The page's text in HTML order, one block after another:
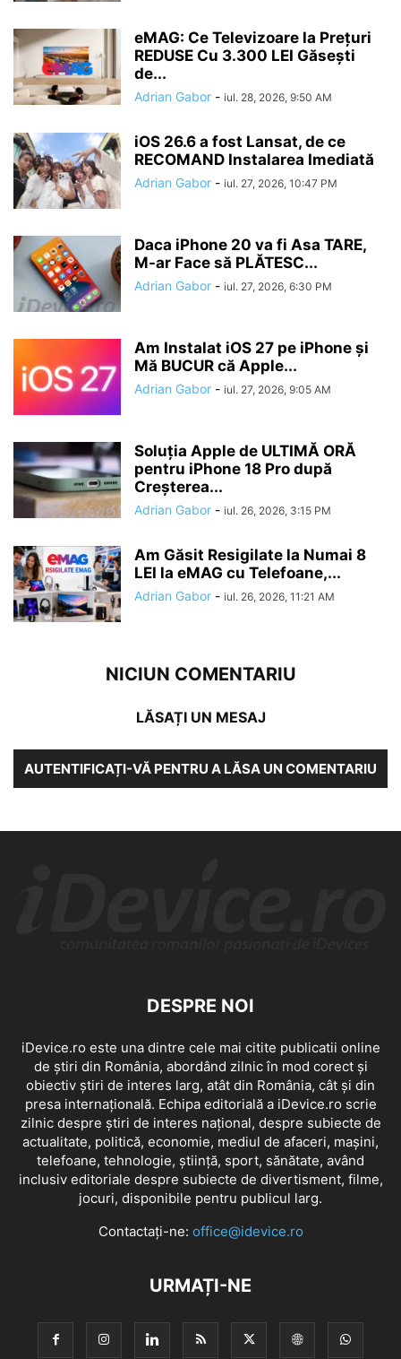
eMAG: Ce Televizoare la Prețuri
REDUSE Cu 3.300 LEI Găsești
de...
Adrian Gabor - iul. 28, 2026, 9:50 AM
iOS 26.6 a fost Lansat, de ce
RECOMAND Instalarea Imediată
Adrian Gabor - iul. 27, 2026, 10:47 PM
Daca iPhone 20 va fi Asa TARE,
M-ar Face să PLĂTESC...
Adrian Gabor - iul. 27, 2026, 6:30 PM
Am Instalat iOS 27 pe iPhone și
Mă BUCUR că Apple...
Adrian Gabor - iul. 27, 2026, 9:05 AM
Soluția Apple de ULTIMĂ ORĂ
pentru iPhone 18 Pro după
Creșterea...
Adrian Gabor - iul. 26, 2026, 3:15 PM
Am Găsit Resigilate la Numai 8
LEI la eMAG cu Telefoane,...
Adrian Gabor - iul. 26, 2026, 11:21 AM
NICIUN COMENTARIU
LĂSAȚI UN MESAJ
AUTENTIFICAȚI-VĂ PENTRU A LĂSA UN COMENTARIU
DESPRE NOI
iDevice.ro este una dintre cele mai citite publicatii online
de știri din România, abordând zilnic în mod corect și
obiectiv știri de interes larg, atât din România, cât și din
presa internațională. Echipa editorială a iDevice.ro scrie
zilnic despre știri de interes național, despre subiecte de
actualitate, politică, economie, mediul de afaceri, mașini,
telefoane, tehnologie, știință, sport, sănătate, având
inclusiv editoriale despre subiecte de divertisment, filme,
jocuri, disponibile pentru publicul larg.
Contactați-ne: office@idevice.ro
URMAȚI-NE